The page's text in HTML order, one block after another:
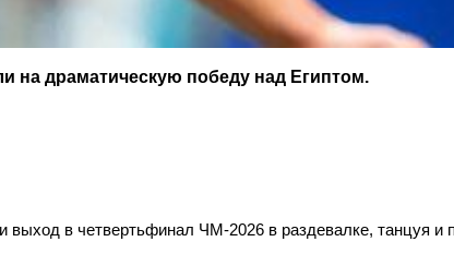
на драматическую победу над Египтом.
в четвертьфинал ЧМ-2026 в раздевалке, танцуя и